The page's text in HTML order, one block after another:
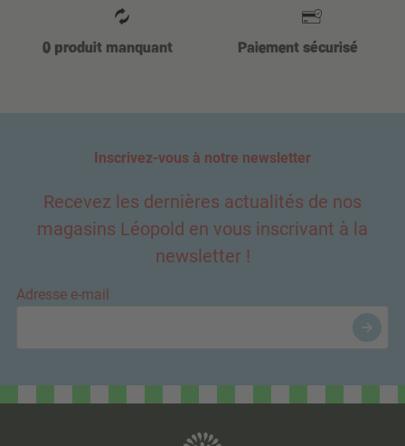
0 produit manquant Paiement sécurisé
Inscrivez-vous à notre newsletter
Recevez les dernières actualités de nos
magasins Léopold en vous inscrivant à la
newsletter !
Adresse e-mail